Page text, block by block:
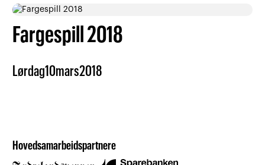
Fargespill 2018
Lørdag10mars2018
Hovedsamarbeidspartnere